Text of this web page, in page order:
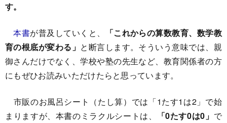
す。
本書が普及していくと、
「これからの算数教育、数学教
育の根底が変わる」 と断言します。そういう意味では、親
御さんだけでなく、学校や塾の先生など、教育関係者の方
にもぜひお読みいただけたらと思っています。
市販のお風呂シート（たし算）では「1たす1は2」で始
まりますが、本書のミラクルシートは、
「0たす0は0」 で